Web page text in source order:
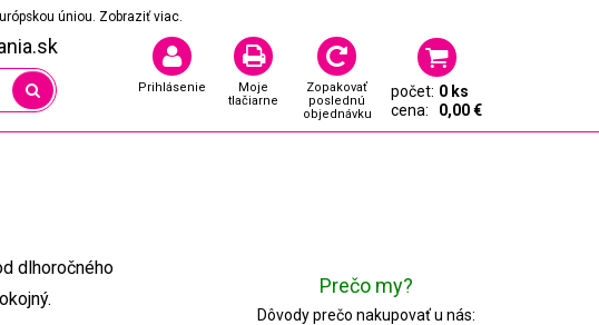
úniou. Zobraziť viac.
Prihlásenie
Moje
tlačiarne
Zopakovať
poslednú
objednávku
počet: 0 ks
cena:
0,00 €
dlhoročného
Prečo my?
Dôvody prečo nakupovať u nás: